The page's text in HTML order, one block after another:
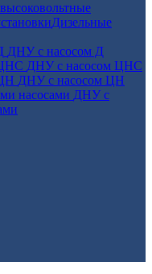
Дизельные
ДНУ с насосом Д
ДНУ с насосом ЦНС
ДНУ с насосом ЦН
ДНУ с